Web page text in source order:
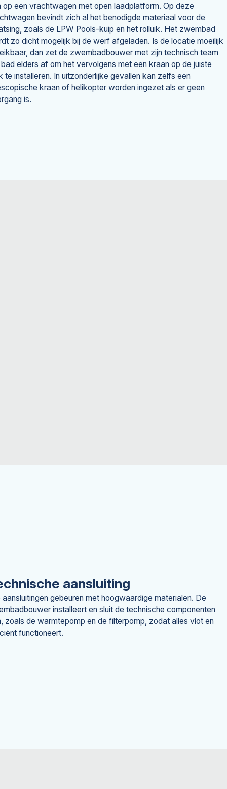
op een vrachtwagen met open laadplatform. Op deze
bevindt zich al het benodigde materiaal voor de
zoals de LPW Pools-kuip en het rolluik. Het zwembad
zo dicht mogelijk bij de werf afgeladen. Is de locatie moeilijk
dan zet de zwembadbouwer met zijn technisch team
elders af om het vervolgens met een kraan op de juiste
te installeren. In uitzonderlijke gevallen kan zelfs een
kraan of helikopter worden ingezet als er geen
is.
aansluiting
aansluitingen gebeuren met hoogwaardige materialen. De
installeert en sluit de technische componenten
zoals de warmtepomp en de filterpomp, zodat alles vlot en
functioneert.